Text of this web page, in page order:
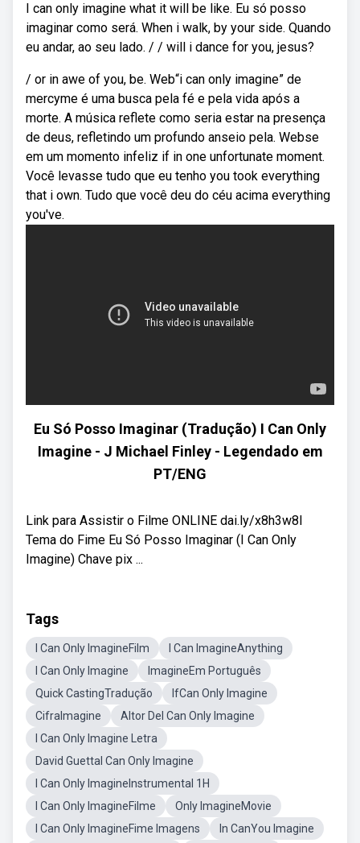
I can only imagine what it will be like. Eu só posso
imaginar como será. When i walk, by your side. Quando
eu andar, ao seu lado. / / will i dance for you, jesus?
/ or in awe of you, be. Web“i can only imagine” de
mercyme é uma busca pela fé e pela vida após a
morte. A música reflete como seria estar na presença
de deus, refletindo um profundo anseio pela. Webse
em um momento infeliz if in one unfortunate moment.
Você levasse tudo que eu tenho you took everything
that i own. Tudo que você deu do céu acima everything
you've.
Eu Só Posso Imaginar (Tradução) I Can Only
Imagine - J Michael Finley - Legendado em
PT/ENG
Link para Assistir o Filme ONLINE dai.ly/x8h3w8l
Tema do Fime Eu Só Posso Imaginar (I Can Only
Imagine) Chave pix ...
Tags
I Can Only ImagineFilm
I Can ImagineAnything
I Can Only Imagine
ImagineEm Português
Quick CastingTradução
IfCan Only Imagine
CifraImagine
Altor DeI Can Only Imagine
I Can Only Imagine Letra
David GuettaI Can Only Imagine
I Can Only ImagineInstrumental 1H
I Can Only ImagineFilme
Only ImagineMovie
I Can Only ImagineFime Imagens
In CanYou Imagine